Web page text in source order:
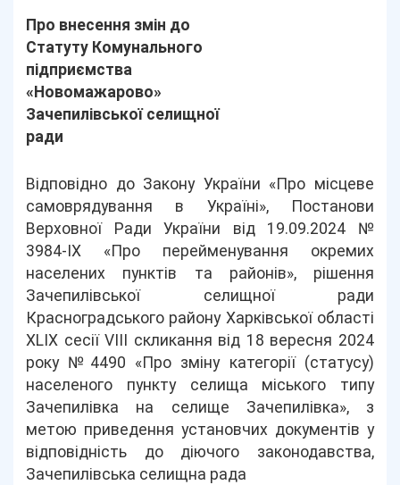
Про внесення змін до
Статуту Комунального
підприємства
«Новомажарово»
Зачепилівської селищної
ради
Відповідно до Закону України «Про місцеве
самоврядування в Україні», Постанови
Верховної Ради України від 19.09.2024 №
3984-ІХ «Про перейменування окремих
населених пунктів та районів», рішення
Зачепилівської селищної ради
Красноградського району Харківської області
XLIX сесії VIII скликання від 18 вересня 2024
року №4490 «Про зміну категорії (статусу)
населеного пункту селища міського типу
Зачепилівка на селище Зачепилівка», з
метою приведення установчих документів у
відповідність до діючого законодавства,
Зачепилівська селищна рада